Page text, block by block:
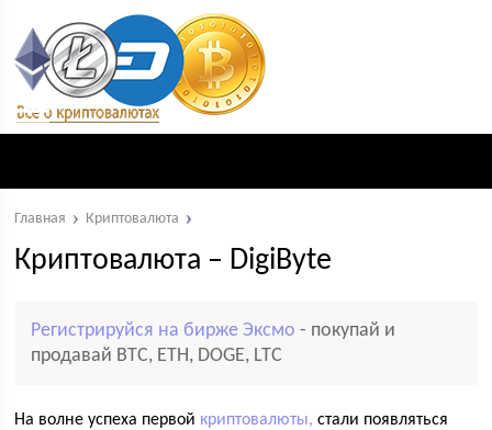
Главная Криптовалюта
Криптовалюта – DigiByte
Регистрируйся на бирже Эксмо - покупай и
продавай BTC, ETH, DOGE, LTC
На волне успеха первой криптовалюты, стали появляться